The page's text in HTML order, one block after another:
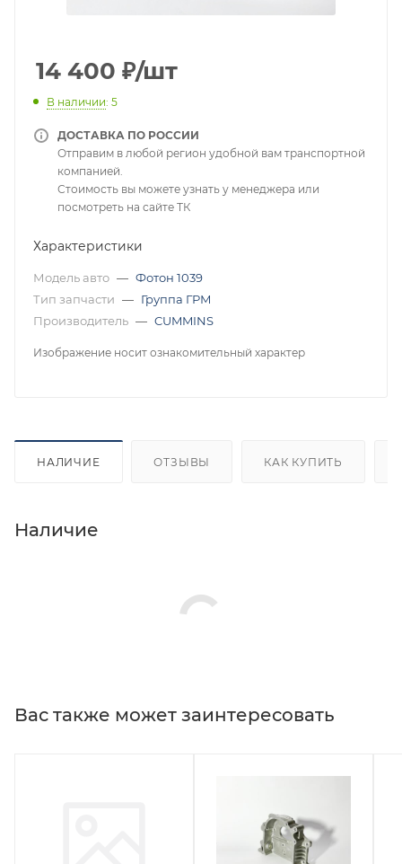
14 400 ₽/шт
В наличии: 5
ДОСТАВКА ПО РОССИИ
Отправим в любой регион удобной вам транспортной
компанией.
Стоимость вы можете узнать у менеджера или
посмотреть на сайте ТК
Характеристики
Модель авто — Фотон 1039
Тип запчасти — Группа ГРМ
Производитель — CUMMINS
Изображение носит ознакомительный характер
НАЛИЧИЕ ОТЗЫВЫ КАК КУПИТЬ
Наличие
Вас также может заинтересовать